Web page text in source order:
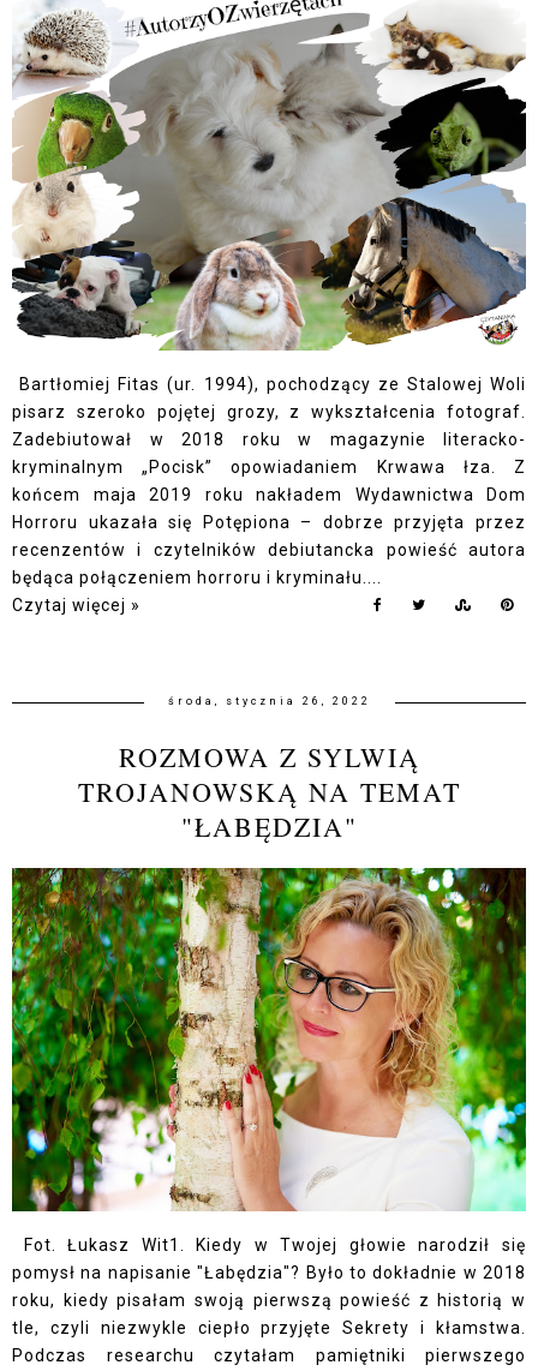
Bartłomiej Fitas (ur. 1994), pochodzący ze Stalowej Woli
pisarz szeroko pojętej grozy, z wykształcenia fotograf.
Zadebiutował w 2018 roku w magazynie literacko-
kryminalnym „Pocisk” opowiadaniem Krwawa łza. Z
końcem maja 2019 roku nakładem Wydawnictwa Dom
Horroru ukazała się Potępiona – dobrze przyjęta przez
recenzentów i czytelników debiutancka powieść autora
będąca połączeniem horroru i kryminału....
Czytaj więcej »
środa, stycznia 26, 2022
ROZMOWA Z SYLWIĄ
TROJANOWSKĄ NA TEMAT
"ŁABĘDZIA"
Fot. Łukasz Wit1. Kiedy w Twojej głowie narodził się
pomysł na napisanie "Łabędzia"? Było to dokładnie w 2018
roku, kiedy pisałam swoją pierwszą powieść z historią w
tle, czyli niezwykle ciepło przyjęte Sekrety i kłamstwa.
Podczas researchu czytałam pamiętniki pierwszego